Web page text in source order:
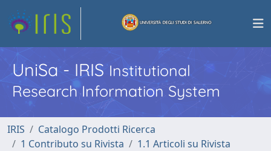
UniSa - IRISInstitutional
Research Information System
IRIS
Catalogo Prodotti Ricerca
1 Contributo su Rivista
1.1 Articoli su Rivista